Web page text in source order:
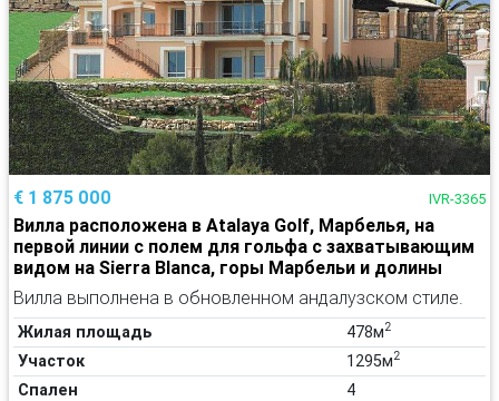
€ 1 875 000 IVR-3365
Вилла расположена в Atalaya Golf, Марбелья, на
первой линии с полем для гольфа с захватывающим
видом на Sierra Blanca, горы Марбельи и долины
Вилла выполнена в обновленном андалузском стиле.
Жилая площадь 478м2
Участок 1295м2
Спален
4